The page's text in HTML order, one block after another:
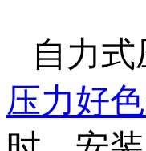
自力
压力好